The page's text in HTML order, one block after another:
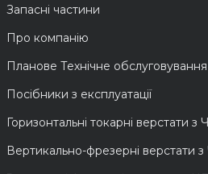
Запасні частини
Про компанію
Планове Технічне обслуговування
Посібники з експлуатації
Горизонтальні токарні верстати з
Вертикально-фрезерні верстати